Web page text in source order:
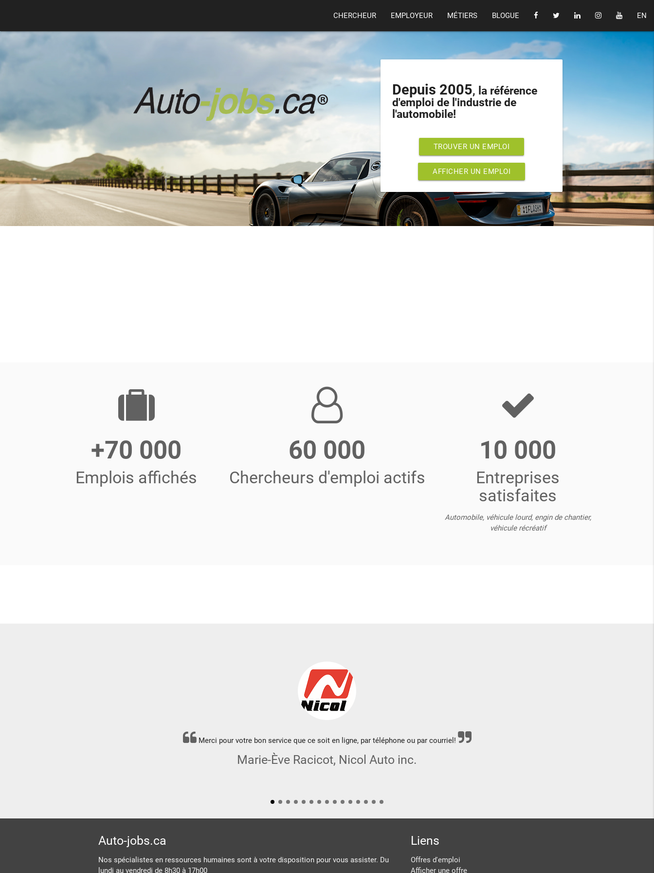
CHERCHEUR EMPLOYEUR MÉTIERS BLOGUE EN
Depuis 2005, la référence
d'emploi de l'industrie de
l'automobile!
TROUVER UN EMPLOI
AFFICHER UN EMPLOI
+70 000
Emplois affichés
60 000
Chercheurs d'emploi actifs
10 000
Entreprises
satisfaites
Automobile, véhicule lourd, engin de chantier,
véhicule récréatif
Merci pour votre bon service que ce soit en ligne, par téléphone ou par courriel!
Marie-Ève Racicot, Nicol Auto inc.
Auto-jobs.ca
Nos spécialistes en ressources humaines sont à votre disposition pour vous assister. Du
lundi au vendredi de 8h30 à 17h00
Liens
Offres d'emploi
Afficher une offre